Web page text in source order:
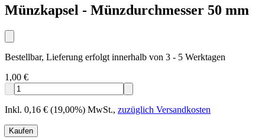
Münzkapsel - Münzdurchmesser 50 mm
Bestellbar, Lieferung erfolgt innerhalb von 3 - 5 Werktagen
1,00 €
Inkl. 0,16 € (19,00%) MwSt., zuzüglich Versandkosten
Kaufen